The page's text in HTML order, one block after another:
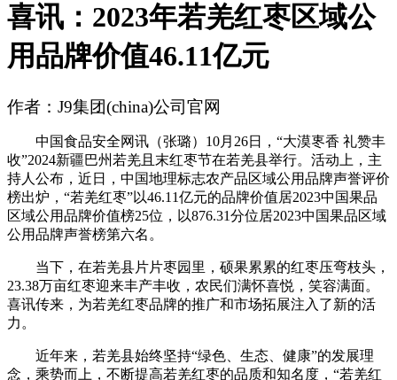
喜讯：2023年若羌红枣区域公
用品牌价值46.11亿元
作者：J9集团(china)公司官网
中国食品安全网讯（张璐）10月26日，“大漠栆香 礼赞丰
收”2024新疆巴州若羌且末红枣节在若羌县举行。活动上，主
持人公布，近日，中国地理标志农产品区域公用品牌声誉评价
榜出炉，“若羌红枣”以46.11亿元的品牌价值居2023中国果品
区域公用品牌价值榜25位，以876.31分位居2023中国果品区域
公用品牌声誉榜第六名。
当下，在若羌县片片枣园里，硕果累累的红枣压弯枝头，
23.38万亩红枣迎来丰产丰收，农民们满怀喜悦，笑容满面。
喜讯传来，为若羌红枣品牌的推广和市场拓展注入了新的活
力。
近年来，若羌县始终坚持“绿色、生态、健康”的发展理
念，乘势而上，不断提高若羌红枣的品质和知名度，“若羌红